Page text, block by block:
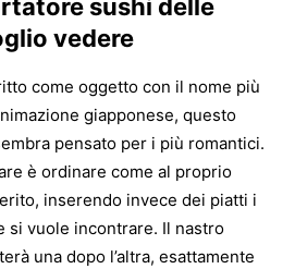
sushi delle
vedere
come oggetto con il nome più
giapponese, questo
pensato per i più romantici.
è ordinare come al proprio
inserendo invece dei piatti i
si vuole incontrare. Il nastro
una dopo l’altra, esattamente